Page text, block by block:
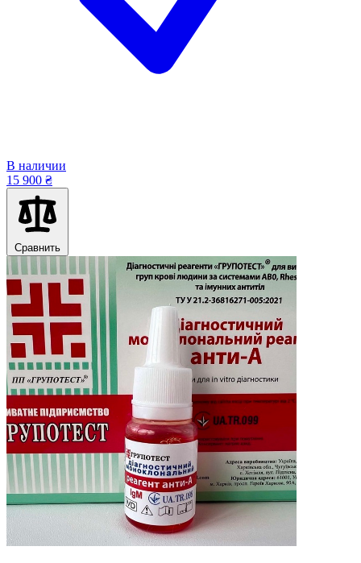
В наличии
15 900 ₴
Сравнить